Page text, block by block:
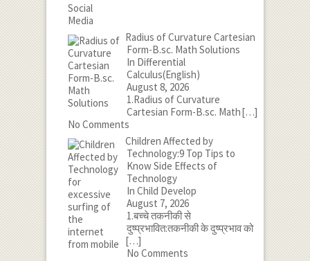
Radius of Curvature Cartesian
Form-B.sc. Math Solutions
In Differential
Calculus(English)
August 8, 2026
1.Radius of Curvature
Cartesian Form-B.sc. Math[…]
No Comments
Children Affected by
Technology:9 Top Tips to
Know Side Effects of
Technology
In Child Develop
August 7, 2026
1.बच्चे तकनीकी से
दुष्प्रभावित:तकनीकी के दुष्प्रभाव को
[…]
No Comments